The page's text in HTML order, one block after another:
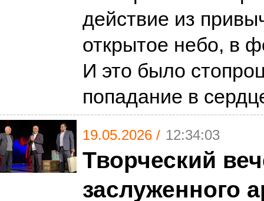
действие из
открытое небо, в
И это было
попадание в
19.05.2026 / 12:34:03
Творческий
заслуженного